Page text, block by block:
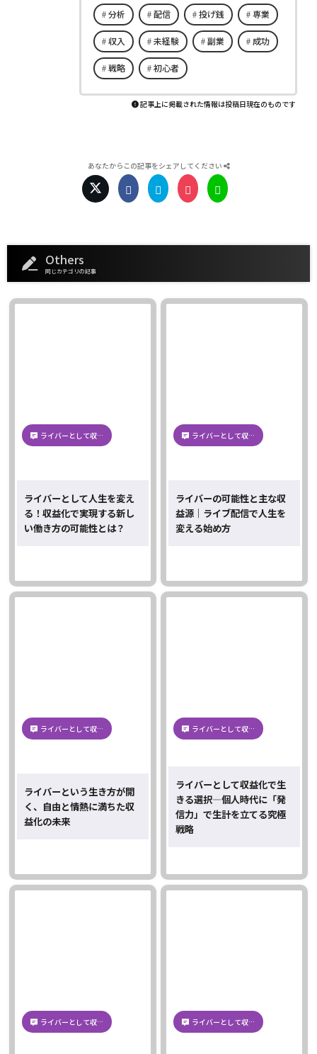
分析 配信 投げ銭 専業
収入 未経験 副業 成功
戦略 初心者
記事上に掲載された情報は投稿日現在のものです
あなたからこの記事をシェアしてください
Others
同じカテゴリの記事
ライバーとして収…
ライバーとして人生を変え
る！収益化で実現する新し
い働き方の可能性とは？
ライバーとして収…
ライバーの可能性と主な収
益源｜ライブ配信で人生を
変える始め方
ライバーとして収…
ライバーという生き方が開
く、自由と情熱に満ちた収
益化の未来
ライバーとして収…
ライバーとして収益化で生
きる選択―個人時代に「発
信力」で生計を立てる究極
戦略
ライバーとして収… ライバーとして収…